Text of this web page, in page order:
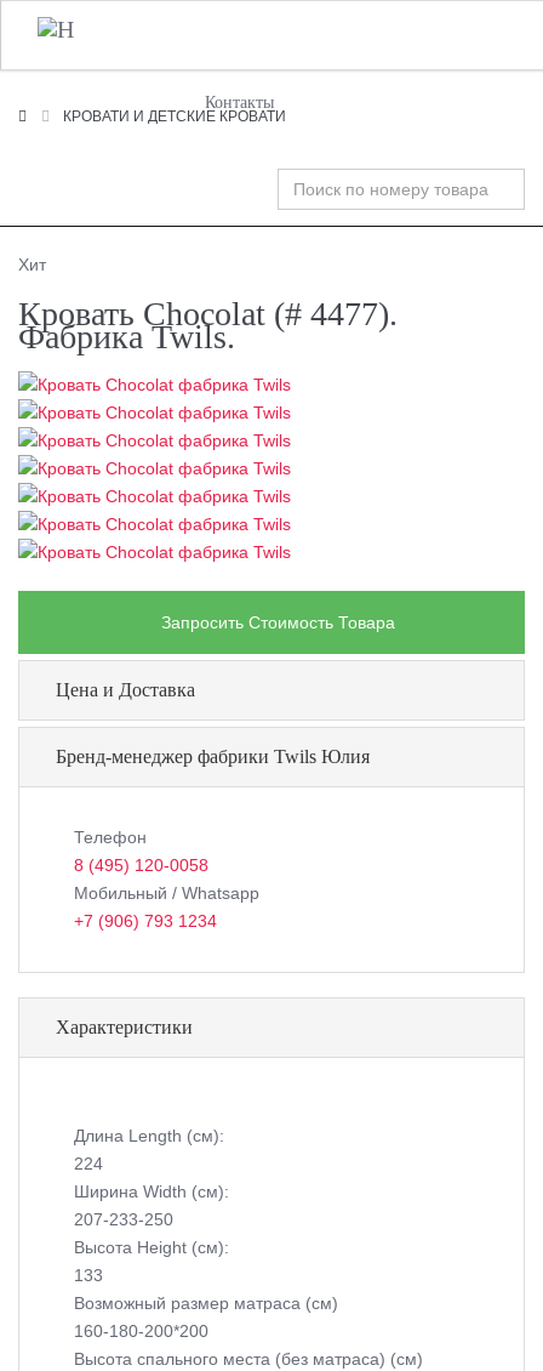
+7 (495) 120-00-58
Контакты
КРОВАТИ И ДЕТСКИЕ КРОВАТИ
Хит
Кровать Chocolat (# 4477).
Фабрика Twils.
Запросить Стоимость Товара
Цена и Доставка
Бренд-менеджер фабрики Twils Юлия
Телефон
8 (495) 120-0058
Мобильный / Whatsapp
+7 (906) 793 1234
Характеристики
Длина Length (см):
224
Ширина Width (см):
207-233-250
Высота Height (см):
133
Возможный размер матраса (см)
160-180-200*200
Высота спального места (без матраса) (см)